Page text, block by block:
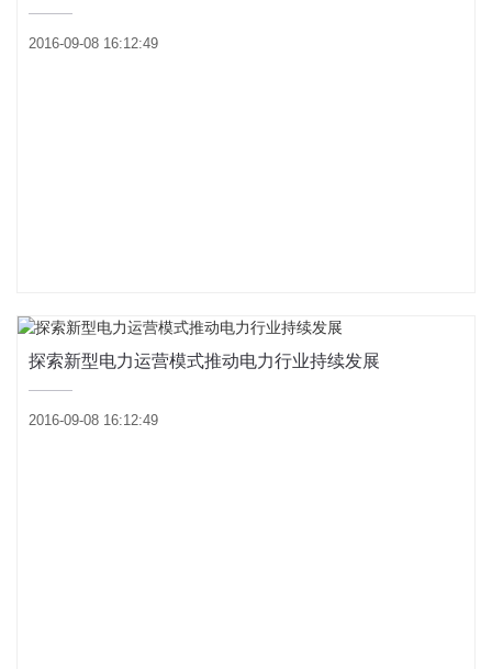
2016-09-08 16:12:49
探索新型电力运营模式推动电力行业持续发展
2016-09-08 16:12:49